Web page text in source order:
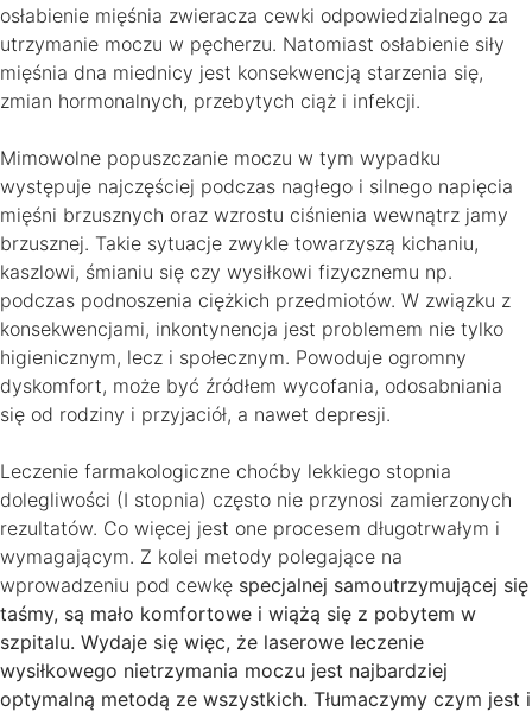
osłabienie mięśnia zwieracza cewki odpowiedzialnego za
utrzymanie moczu w pęcherzu. Natomiast osłabienie siły
mięśnia dna miednicy jest konsekwencją starzenia się,
zmian hormonalnych, przebytych ciąż i infekcji.
Mimowolne popuszczanie moczu w tym wypadku
występuje najczęściej podczas nagłego i silnego napięcia
mięśni brzusznych oraz wzrostu ciśnienia wewnątrz jamy
brzusznej. Takie sytuacje zwykle towarzyszą kichaniu,
kaszlowi, śmianiu się czy wysiłkowi fizycznemu np.
podczas podnoszenia ciężkich przedmiotów. W związku z
konsekwencjami, inkontynencja jest problemem nie tylko
higienicznym, lecz i społecznym. Powoduje ogromny
dyskomfort, może być źródłem wycofania, odosabniania
się od rodziny i przyjaciół, a nawet depresji.
Leczenie farmakologiczne choćby lekkiego stopnia
dolegliwości (I stopnia) często nie przynosi zamierzonych
rezultatów. Co więcej jest one procesem długotrwałym i
wymagającym. Z kolei metody polegające na
wprowadzeniu pod cewkę specjalnej samoutrzymującej się
taśmy, są mało komfortowe i wiążą się z pobytem w
szpitalu. Wydaje się więc, że laserowe leczenie
wysiłkowego nietrzymania moczu jest najbardziej
optymalną metodą ze wszystkich. Tłumaczymy czym jest i